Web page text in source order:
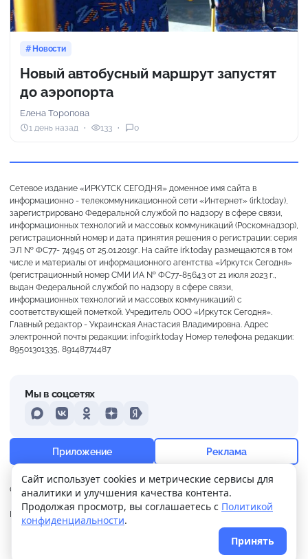
+18° Слабая морось
Ощущается как +18
23 м/с 758 мм 68%
Новости
Новый автобусный маршрут запустят
до аэропорта
Елена Торопова
1 день назад 133 0
Сетевое издание «ИРКУТСК СЕГОДНЯ» доменное имя сайта в
информационно - телекоммуникационной сети «Интернет» (irk.today),
зарегистрировано Федеральной службой по надзору в сфере связи,
информационных технологий и массовых коммуникаций (Роскомнадзор),
регистрационный номер и дата принятия решения о регистрации: серия
ЭЛ № ФС77- 74945 от 25.01.2019г. На сайте irk.today размещаются в том
числе и материалы от информационного агентства «Иркутск Сегодня»
(регистрационный номер СМИ ИА № ФС77-85643 от 21 июля 2023 г.,
выдан Федеральной службой по надзору в сфере связи,
информационных технологий и массовых коммуникаций) с
соответствующей пометкой. Учредитель ООО «Иркутск Сегодня».
Главный редактор - Украинская Анастасия Владимировна. Адрес
электронной почты редакции: info@irk.today Номер телефона редакции:
89501301335, 89148774487
О нас Контакты Прислать новость
Реклама
Политика
конфиденциальности
Мы в соцсетях
MAXVKontakteOdnoklassniki
DzenYandex
Приложение Реклама
. Поддержка сайтаWPSUPPORT
Сайт использует cookies и метрические сервисы для
аналитики и улучшения качества контента.
Продолжая просмотр, вы соглашаетесь с Политикой
конфиденциальности.
Принять